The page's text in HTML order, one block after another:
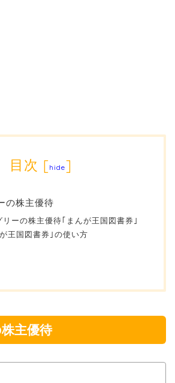
目次 [hide]
の株主優待
リーの株主優待｢まんが王国図書券｣
王国図書券｣の使い方
主優待